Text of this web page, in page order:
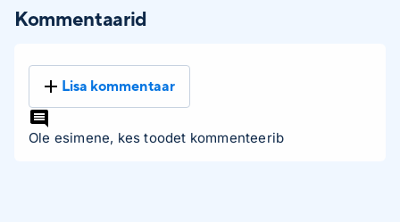
Kommentaarid
Lisa kommentaar
Ole esimene, kes toodet kommenteerib